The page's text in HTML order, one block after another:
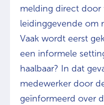
melding direct door
leidinggevende om
Vaak wordt eerst
een informele
haalbaar? In dat
medewerker door
geïnformeerd over